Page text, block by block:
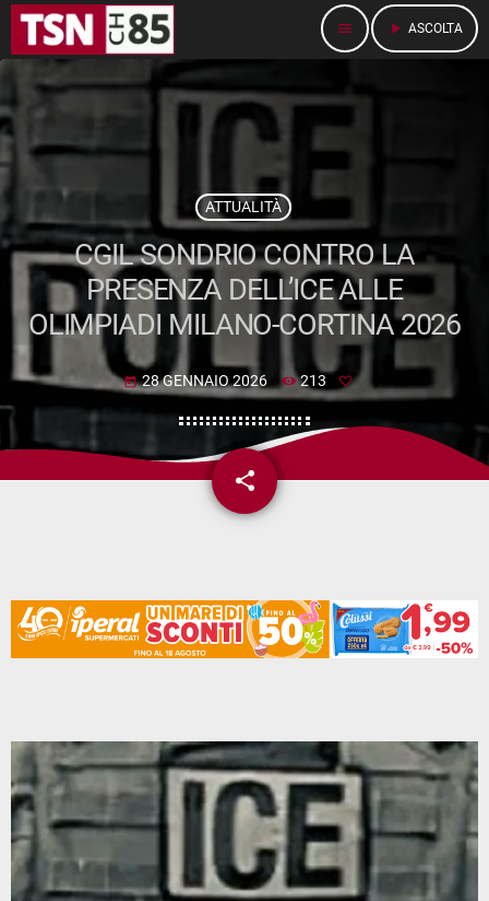
menu play_arrow ASCOLTA
ATTUALITÀ
CGIL SONDRIO CONTRO LA
PRESENZA DELL’ICE ALLE
OLIMPIADI MILANO-CORTINA 2026
today 28 GENNAIO 2026 213
share
email